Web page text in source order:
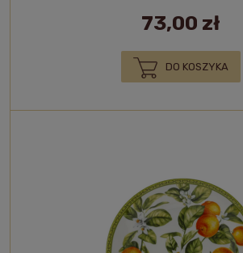
73,00 zł
DO KOSZYKA